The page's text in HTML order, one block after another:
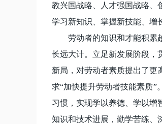
教兴国战略、人才强国战略、
学习新知识、掌握新技能、增
劳动者的知识和才能积累
长远大计。立足新发展阶段，
新局，对劳动者素质提出了更
求“加快提升劳动者技能素质”
习惯，实现学以养德、学以增
知识和技术进展，勤学苦练、